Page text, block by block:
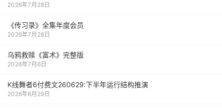
2026年7月28日
《传习录》全集年度会员
2026年7月28日
乌鸦救赎《富术》完整版
2026年7月6日
K线舞者6付费文260629:下半年运行结构推演
2026年6月29日